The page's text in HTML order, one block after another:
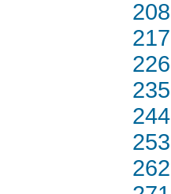
208
217
226
235
244
253
262